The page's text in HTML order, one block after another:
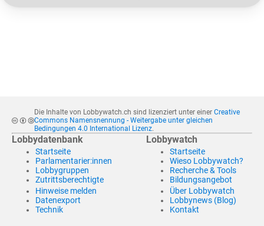
Die Inhalte von Lobbywatch.ch sind lizenziert unter einer Creative
Commons Namensnennung - Weitergabe unter gleichen
Bedingungen 4.0 International Lizenz.
Lobbydatenbank
Startseite
Parlamentarier:innen
Lobbygruppen
Zutrittsberechtigte
Hinweise melden
Datenexport
Technik
Lobbywatch
Startseite
Wieso Lobbywatch?
Recherche & Tools
Bildungsangebot
Über Lobbywatch
Lobbynews (Blog)
Kontakt